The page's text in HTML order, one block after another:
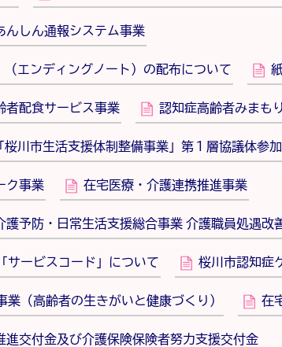
んしん通報システム事業
エンディングノート）の配布について
者配食サービス事業 認知症高齢者みまも
川市生活支援体制整備事業」第１層協議体参加
ク事業 在宅医療・介護連携推進事業
護予防・日常生活支援総合事業 介護職員処遇改
サービスコード」について 桜川市認知症
業（高齢者の生きがいと健康づくり） 在
進交付金及び介護保険保険者努力支援交付金